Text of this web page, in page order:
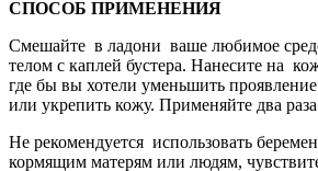
СПОСОБ ПРИМЕНЕНИЯ
Смешайте в ладони ваше любимое
телом с каплей бустера. Нанесите на
где бы вы хотели уменьшить
или укрепить кожу. Применяйте два
Не рекомендуется использовать
кормящим матерям или людям,